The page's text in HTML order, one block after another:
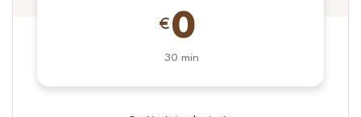
€ 0
30 min